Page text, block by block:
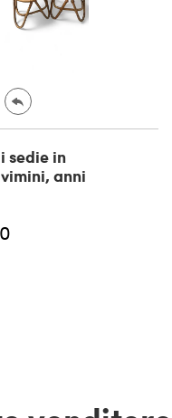
sedie in
anni